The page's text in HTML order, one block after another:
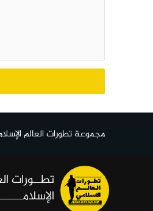
مجموعة تطورات العالم
تطــورات